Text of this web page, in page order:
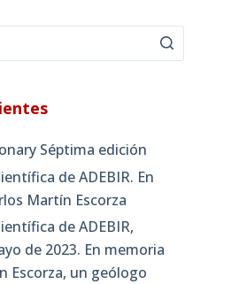
Séptima edición
de ADEBIR. En
Martín Escorza
de ADEBIR,
de 2023. En memoria
Escorza, un geólogo